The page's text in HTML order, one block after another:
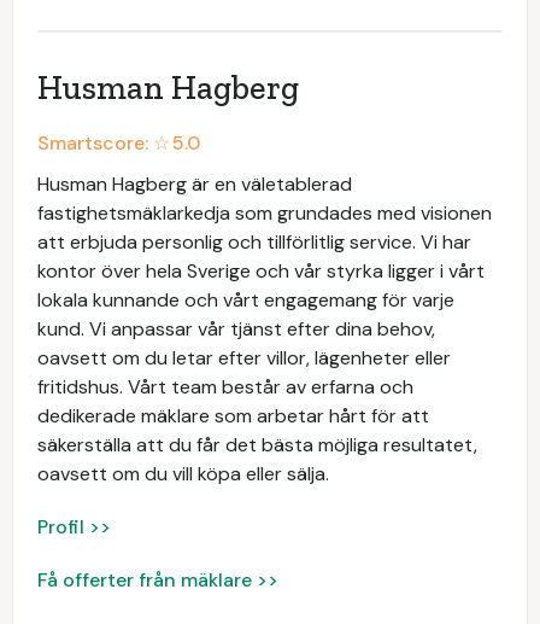
Husman Hagberg
Smartscore: ☆5.0
Husman Hagberg är en väletablerad
fastighetsmäklarkedja som grundades med visionen
att erbjuda personlig och tillförlitlig service. Vi har
kontor över hela Sverige och vår styrka ligger i vårt
lokala kunnande och vårt engagemang för varje
kund. Vi anpassar vår tjänst efter dina behov,
oavsett om du letar efter villor, lägenheter eller
fritidshus. Vårt team består av erfarna och
dedikerade mäklare som arbetar hårt för att
säkerställa att du får det bästa möjliga resultatet,
oavsett om du vill köpa eller sälja.
Profil >>
Få offerter från mäklare >>